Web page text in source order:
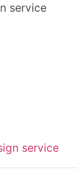
service
service